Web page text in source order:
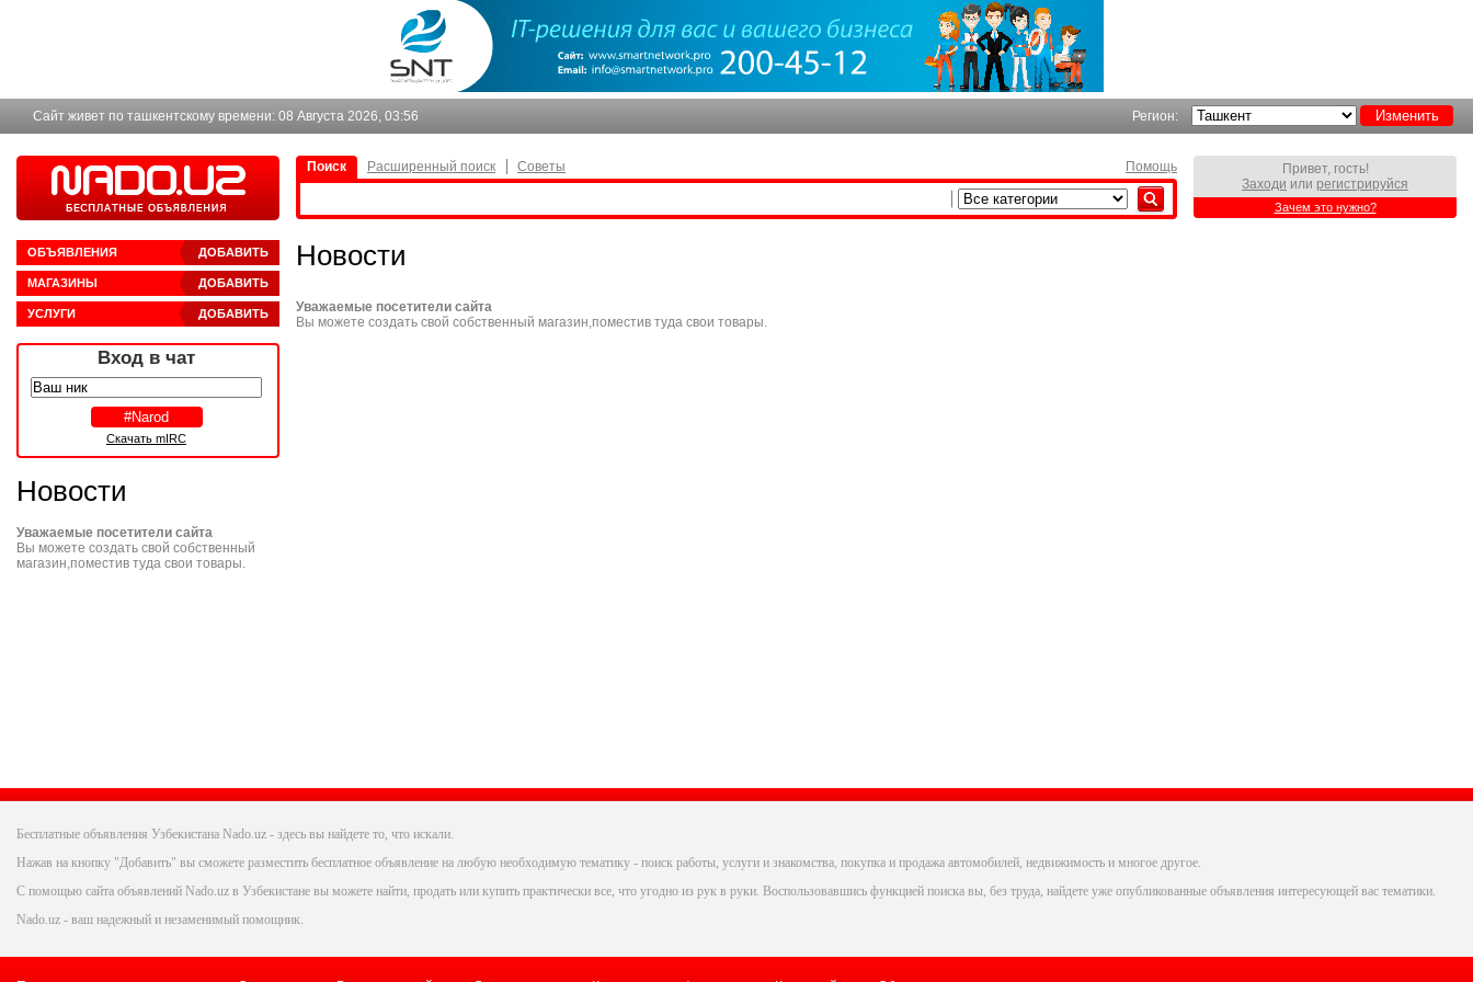
Сайт живет по ташкентскому времени: 08 Августа 2026, 03:56 Регион:
ДОБАВИТЬ
ОБЪЯВЛЕНИЯ
ДОБАВИТЬ
МАГАЗИНЫ
ДОБАВИТЬ
УСЛУГИ
Вход в чат
Скачать mIRC
Новости
Уважаемые посетители сайта
Вы можете создать свой собственный
магазин,поместив туда свои товары.
Привет, гость!
Заходи или регистрируйся
Зачем это нужно?
Поиск Расширенный поиск Советы Помощь
Новости
Уважаемые посетители сайта
Вы можете создать свой собственный магазин,поместив туда свои товары.
Бесплатные объявления Узбекистана Nado.uz - здесь вы найдете то, что искали.
Нажав на кнопку "Добавить" вы сможете разместить бесплатное объявление на любую необходимую тематику - поиск работы, услуги и знакомства, покупка и продажа автомобилей, недвижимость и многое другое.
С помощью сайта объявлений Nado.uz в Узбекистане вы можете найти, продать или купить практически все, что угодно из рук в руки. Воспользовавшись функцией поиска вы, без труда, найдете уже опубликованные объявления интересующей вас тематики.
Nado.uz - ваш надежный и незаменимый помощник.